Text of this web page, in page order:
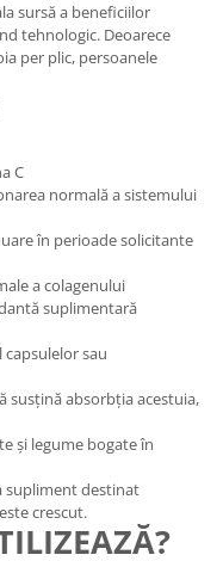
sursă a beneficiilor
tehnologic. Deoarece
per plic, persoanele
C
normală a sistemului
în perioade solicitante
a colagenului
suplimentară
sau
susțină absorbția acestuia,
și legume bogate în
supliment destinat
crescut.